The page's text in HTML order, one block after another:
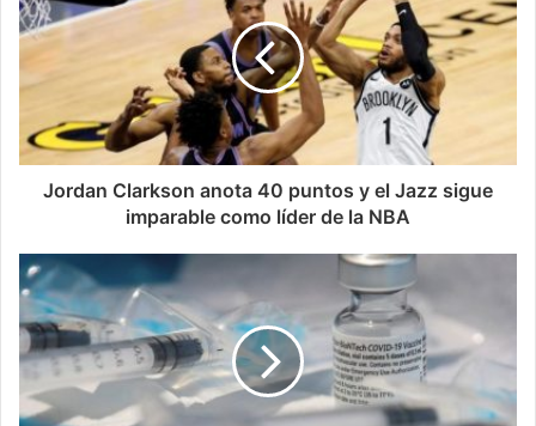
Jordan Clarkson anota 40 puntos y el Jazz sigue
imparable como líder de la NBA